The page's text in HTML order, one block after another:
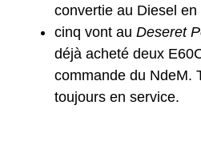
convertie au Diesel en
cinq vont au Deseret
déjà acheté deux
commande du NdeM.
toujours en service.